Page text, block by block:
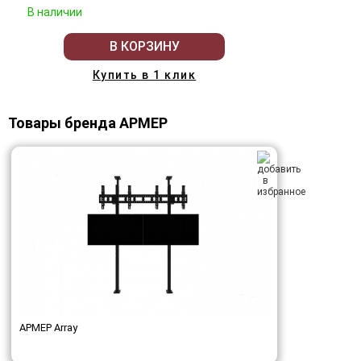
В наличии
В КОРЗИНУ
Купить в 1 клик
Товары бренда АРМЕР
АРМЕР Array